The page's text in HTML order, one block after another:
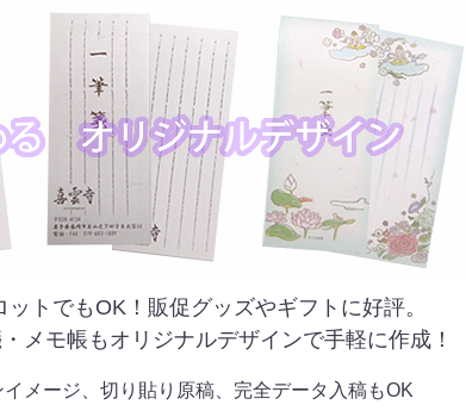
トでもOK！販促グッズやギフトに好評。
メモ帳もオリジナルデザインで手軽に作成！
メージ、切り貼り原稿、完全データ入稿もOK